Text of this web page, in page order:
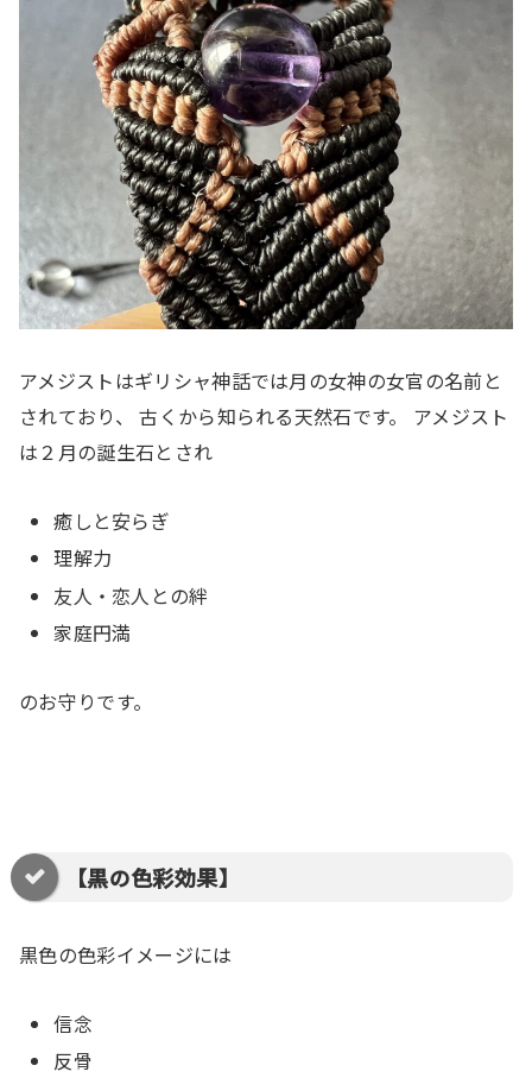
アメジストはギリシャ神話では月の女神の女官の名前と
されており、 古くから知られる天然石です。 アメジスト
は２月の誕生石とされ
癒しと安らぎ
理解力
友人・恋人との絆
家庭円満
のお守りです。
【黒の色彩効果】
黒色の色彩イメージには
信念
反骨